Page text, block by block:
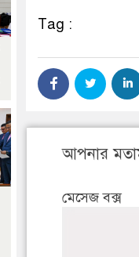
Tag :
আপনার
মেসেজ বক্স